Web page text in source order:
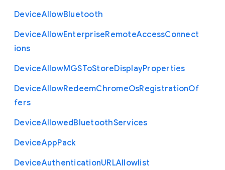
DeviceAllowBluetooth
DeviceAllowEnterpriseRemoteAccessConnect
ions
DeviceAllowMGSToStoreDisplayProperties
DeviceAllowRedeemChromeOsRegistrationOf
fers
DeviceAllowedBluetoothServices
DeviceAppPack
DeviceAuthenticationURLAllowlist